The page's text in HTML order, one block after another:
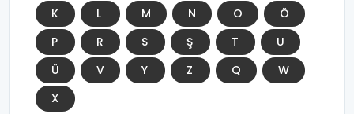
K
L M N O
Ö
P
R S Ş T
U
Ü
V Y Z Q
W
X